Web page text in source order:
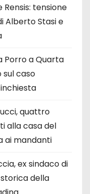
Rensis: tensione
Alberto Stasi e
Porro a Quarta
sul caso
quattro
alla casa del
ai mandanti
ex sindaco di
della